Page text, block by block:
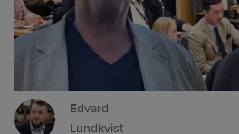
Edvard
Lundkvist